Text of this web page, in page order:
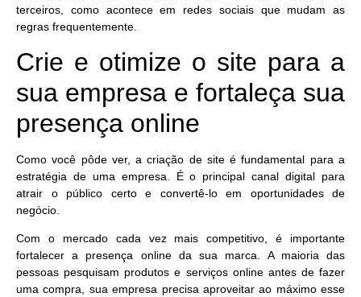
terceiros, como acontece em redes sociais que mudam as
regras frequentemente.
Crie e otimize o site para a
sua empresa e fortaleça sua
presença online
Como você pôde ver, a criação de site é fundamental para a
estratégia de uma empresa. É o principalcanal digital para
atrair o público certo e convertê-lo em oportunidades de
negócio.
Com o mercado cada vez mais competitivo, é importante
fortalecer a presença online da sua marca. A maioria das
pessoas pesquisam produtos e serviços online antes de fazer
uma compra, sua empresa precisa aproveitar ao máximo esse